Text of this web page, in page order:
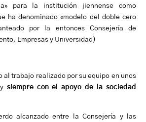
para la institución jiennense como
ha denominado «modelo del doble cero
por la entonces Consejería de
Empresas y Universidad)
al trabajo realizado por su equipo en unos
siempre con el apoyo de la sociedad
alcanzado entre la Consejería y las